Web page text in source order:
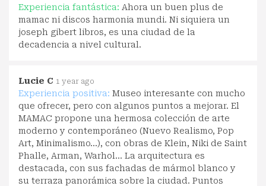
Experiencia fantástica: Ahora un buen plus de
mamac ni discos harmonia mundi. Ni siquiera un
joseph gibert libros, es una ciudad de la
decadencia a nivel cultural.
Lucie C 1 year ago
Experiencia positiva: Museo interesante con mucho
que ofrecer, pero con algunos puntos a mejorar. El
MAMAC propone una hermosa colección de arte
moderno y contemporáneo (Nuevo Realismo, Pop
Art, Minimalismo...), con obras de Klein, Niki de Saint
Phalle, Arman, Warhol... La arquitectura es
destacada, con sus fachadas de mármol blanco y
su terraza panorámica sobre la ciudad. Puntos